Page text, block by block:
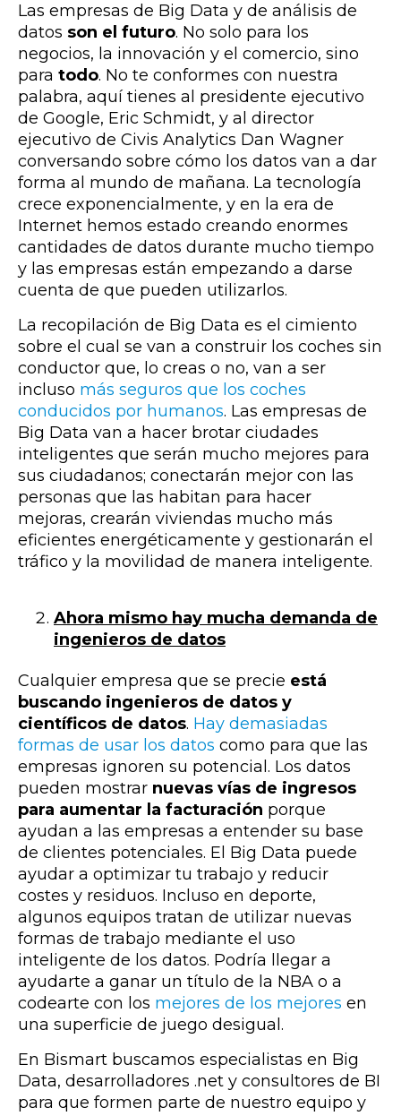
Las empresas de Big Data y de análisis de
datos son el futuro. No solo para los
negocios, la innovación y el comercio, sino
para todo. No te conformes con nuestra
palabra, aquí tienes al presidente ejecutivo
de Google, Eric Schmidt, y al director
ejecutivo de Civis Analytics Dan Wagner
conversando sobre cómo los datos van a dar
forma al mundo de mañana. La tecnología
crece exponencialmente, y en la era de
Internet hemos estado creando enormes
cantidades de datos durante mucho tiempo
y las empresas están empezando a darse
cuenta de que pueden utilizarlos.
La recopilación de Big Data es el cimiento
sobre el cual se van a construir los coches sin
conductor que, lo creas o no, van a ser
incluso más seguros que los coches
conducidos por humanos. Las empresas de
Big Data van a hacer brotar ciudades
inteligentes que serán mucho mejores para
sus ciudadanos; conectarán mejor con las
personas que las habitan para hacer
mejoras, crearán viviendas mucho más
eficientes energéticamente y gestionarán el
tráfico y la movilidad de manera inteligente.
Ahora mismo hay mucha demanda de
ingenieros de datos
Cualquier empresa que se precie está
buscando ingenieros de datos y
científicos de datos. Hay demasiadas
formas de usar los datos como para que las
empresas ignoren su potencial. Los datos
pueden mostrar nuevas vías de ingresos
para aumentar la facturación porque
ayudan a las empresas a entender su base
de clientes potenciales. El Big Data puede
ayudar a optimizar tu trabajo y reducir
costes y residuos. Incluso en deporte,
algunos equipos tratan de utilizar nuevas
formas de trabajo mediante el uso
inteligente de los datos. Podría llegar a
ayudarte a ganar un título de la NBA o a
codearte con los mejores de los mejores en
una superficie de juego desigual.
En Bismart buscamos especialistas en Big
Data, desarrolladores .net y consultores de BI
para que formen parte de nuestro equipo y